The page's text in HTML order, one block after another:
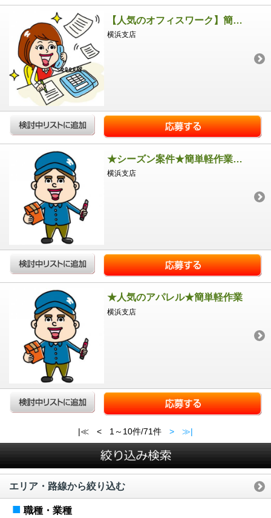
【人気のオフィスワーク】簡単入力業務
横浜支店
★シーズン案件★簡単軽作業★短時間
横浜支店
★人気のアパレル★簡単軽作業
横浜支店
|≪ < 1～10件/71件 > ≫|
エリア・路線から絞り込む
■ 職種・業種